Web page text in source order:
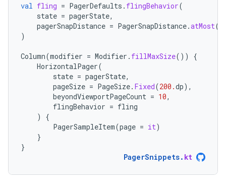
val fling = PagerDefaults . flingBehavior(
state = pagerState,
pagerSnapDistance = PagerSnapDistance.atMost(
)
Column(modifier = Modifier . fillMaxSize())
{
HorizontalPager(
state = pagerState,
pageSize = PageSize. Fixed(200.dp),
beyondViewportPageCount = 10,
flingBehavior = fling
)
{
PagerSampleItem(page = it)
}
}
PagerSnippets. kt